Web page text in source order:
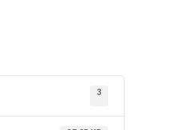
3